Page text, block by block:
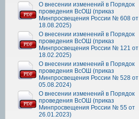
О внесении изменений в Порядок
проведения ВсОШ (приказ
Минпросвещения России № 608 от
18.08.2025)
О внесении изменений в Порядок
проведения ВсОШ (приказ
Минпросвещения России № 121 от
18.02.2025)
О внесении изменений в Порядок
проведения ВсОШ (приказ
Минпросвещения России № 528 от
05.08.2024)
О внесении изменений в Порядок
проведения ВсОШ (приказ
Минпросвещения России № 55 от
26.01.2023)